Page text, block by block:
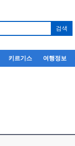
키르기스 여행정보